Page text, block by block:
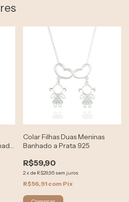
Colar Filhas Duas Meninas
Banhado a Prata 925
R$59,90
2x de R$29,95 sem juros
R$56,91 com Pix